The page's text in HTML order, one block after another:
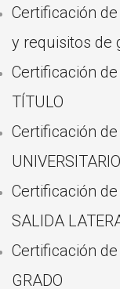
Certificación
y requisitos de
Certificación de
TÍTULO
Certificación
UNIVERSITARIO
Certificación de
SALIDA
Certificación de
GRADO